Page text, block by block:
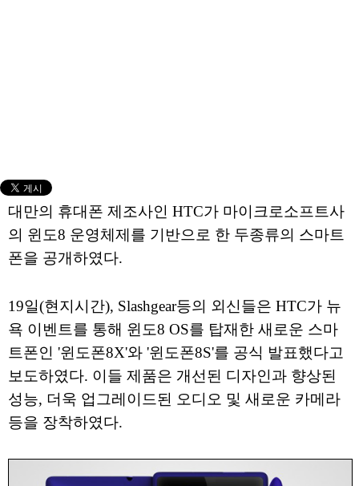
대만의 휴대폰 제조사인 HTC가 마이크로소프트사
의 윈도8 운영체제를 기반으로 한 두종류의 스마트
폰을 공개하였다.
19일(현지시간), Slashgear등의 외신들은 HTC가 뉴
욕 이벤트를 통해 윈도8 OS를 탑재한 새로운 스마
트폰인 '윈도폰8X'와 '윈도폰8S'를 공식 발표했다고
보도하였다. 이들 제품은 개선된 디자인과 향상된
성능, 더욱 업그레이드된 오디오 및 새로운 카메라
등을 장착하였다.